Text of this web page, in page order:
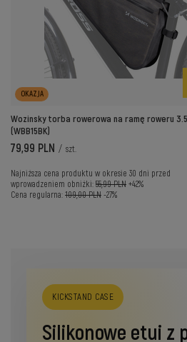
OKAZJA
Wozinsky torba rowerowa na ramę roweru
(WBB15BK)
79,99 PLN / szt.
Najniższa cena produktu w okresie 30 dni przed
wprowadzeniem obniżki: 55,99 PLN +42%
Cena regularna: 109,00 PLN -27%
KICKSTAND CASE
Silikonowe etui z